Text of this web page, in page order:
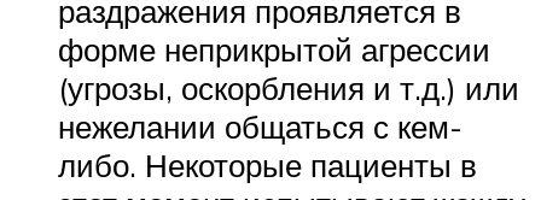
раздражения проявляется в
форме неприкрытой агрессии
(угрозы, оскорбления и т.д.) или
нежелании общаться с кем-
либо. Некоторые пациенты в